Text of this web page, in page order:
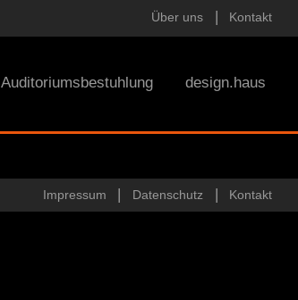
Über uns Kontakt
Auditoriumsbestuhlung design.haus
Impressum Datenschutz Kontakt